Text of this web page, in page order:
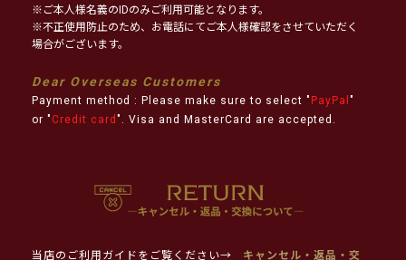
※ご本人様名義のIDのみご利用可能となります。
※不正使用防止のため、お電話にてご本人様確認をさせていただく
場合がございます。
Dear Overseas Customers
Payment method : Please make sure to select " PayPal "
or " Credit card ". Visa and MasterCard are accepted.
当店のご利用ガイドをご覧ください→
キャンセル・返品・交